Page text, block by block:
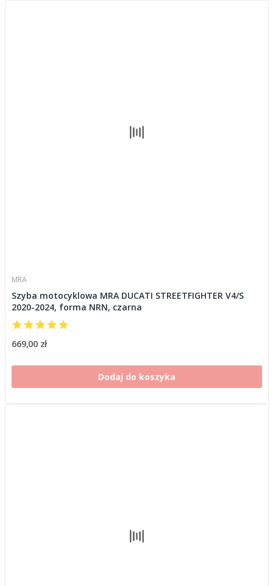
MRA
Szyba motocyklowa MRA DUCATI STREETFIGHTER V4/S
2020-2024, forma NRN, czarna
669,00 zł
Dodaj do koszyka